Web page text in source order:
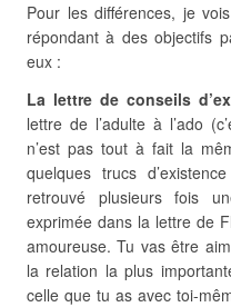
Pour les différences, je
répondant à des objectifs
eux :
La lettre de conseils
lettre de l’adulte à l’ado
n’est pas tout à fait la
quelques trucs
retrouvé plusieurs fois
exprimée dans la lettre de
amoureuse. Tu vas être
la relation la plus
celle que tu as avec toi-